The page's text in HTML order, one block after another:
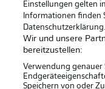
AGB
Einstellungen gelten
Informationen finden
Datenschutzerklärung.
Wir und unsere
bereitzustellen:
Verwendung
Speichern von oder